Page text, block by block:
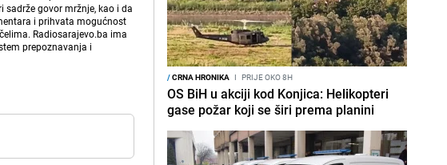
govor mržnje, kao i da
i prihvata mogućnost
Radiosarajevo.ba ima
prepoznavanja i
/CRNA HRONIKA I PRIJE OKO 8H
OS BiH u akciji kod Konjica: Helikopteri
gase požar koji se širi prema planini